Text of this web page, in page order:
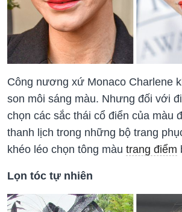
Công nương xứ Monaco Charlene
son môi sáng màu. Nhưng đối với
chọn các sắc thái cổ điển của màu
thanh lịch trong những bộ trang
khéo léo chọn tông màu trang điểm
Lọn tóc tự nhiên